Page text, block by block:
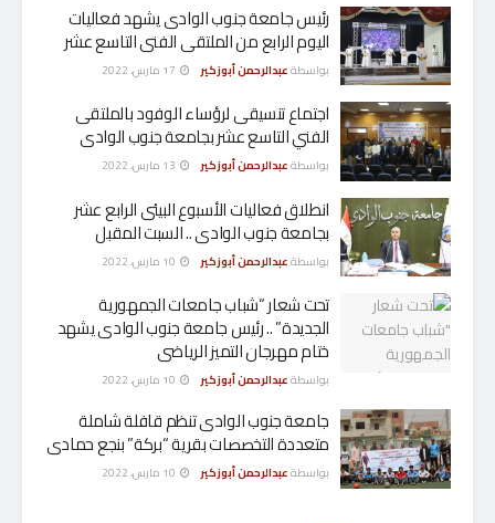
رئيس جامعة جنوب الوادى يشهد فعاليات
اليوم الرابع من الملتقى الفنى التاسع عشر
بواسطةعبدالرحمن أبوزكير
اجتماع تنسيقى لرؤساء الوفود بالملتقى
الفني التاسع عشر بجامعة جنوب الوادى
بواسطةعبدالرحمن أبوزكير
انطلاق فعاليات الأسبوع البيئى الرابع عشر
بجامعة جنوب الوادى .. السبت المقبل
بواسطةعبدالرحمن أبوزكير
تحت شعار “شباب جامعات الجمهورية
الجديدة” .. رئيس جامعة جنوب الوادى يشهد
ختام مهرجان التميز الرياضى
بواسطةعبدالرحمن أبوزكير
جامعة جنوب الوادى تنظم قافلة شاملة
متعددة التخصصات بقرية “بركة” بنجع حمادى
بواسطةعبدالرحمن أبوزكير